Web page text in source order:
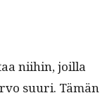
niihin, joil­la
suuri. Tämän